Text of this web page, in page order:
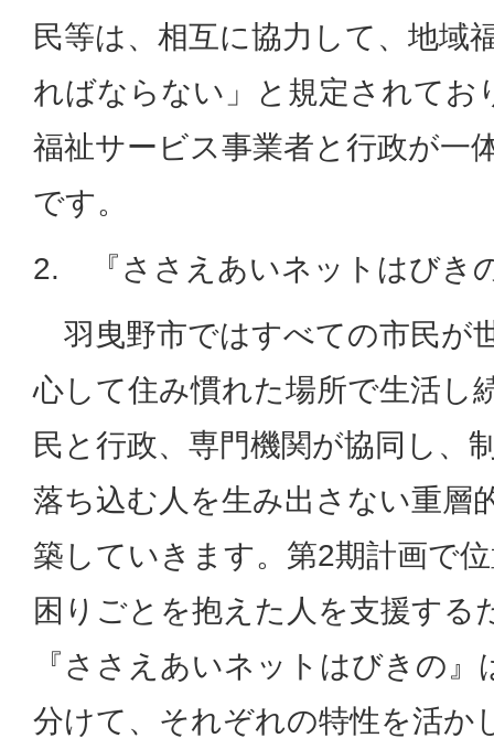
民等は、相互に協力して、地域
ればならない」と規定されてお
福祉サービス事業者と行政が一
です。
2. 『ささえあいネットはびき
羽曳野市ではすべての市民が
心して住み慣れた場所で生活し
民と行政、専門機関が協同し、
落ち込む人を生み出さない重層
築していきます。第2期計画で
困りごとを抱えた人を支援する
『ささえあいネットはびきの
分けて、それぞれの特性を活か